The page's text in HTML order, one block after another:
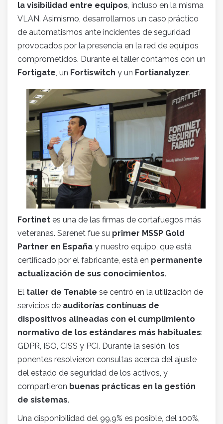
la visibilidad entre equipos, incluso en la misma
VLAN. Asimismo, desarrollamos un caso práctico
de automatismos ante incidentes de seguridad
provocados por la presencia en la red de equipos
comprometidos. Durante el taller contamos con un
Fortigate, un Fortiswitch y un Fortianalyzer.
Fortinet es una de las firmas de cortafuegos más
veteranas. Sarenet fue su primer MSSP Gold
Partner en España y nuestro equipo, que está
certificado por el fabricante, está en permanente
actualización de sus conocimientos.
El taller de Tenable se centró en la utilización de
servicios de auditorías contínuas de
dispositivos alineadas con el cumplimiento
normativo de los estándares más habituales:
GDPR, ISO, CISS y PCI. Durante la sesión, los
ponentes resolvieron consultas acerca del ajuste
del estado de seguridad de los activos, y
compartieron buenas prácticas en la gestión
de sistemas.
Una disponibilidad del 99,9% es posible, del 100%,